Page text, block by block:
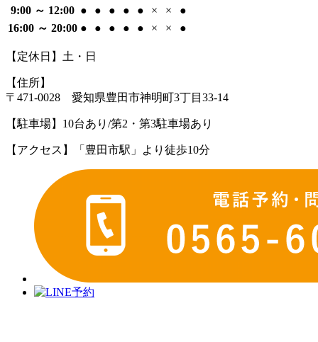
9:00 ～ 12:00 ● ● ● ● ● × ×
●
16:00 ～ 20:00 ● ● ● ● ● × × ●
【定休日】土・日
【住所】
〒471-0028 愛知県豊田市神明町3丁目33-14
【駐車場】 10台あり/第2・第3駐車場あり
【アクセス】 「豊田市駅」より徒歩10分